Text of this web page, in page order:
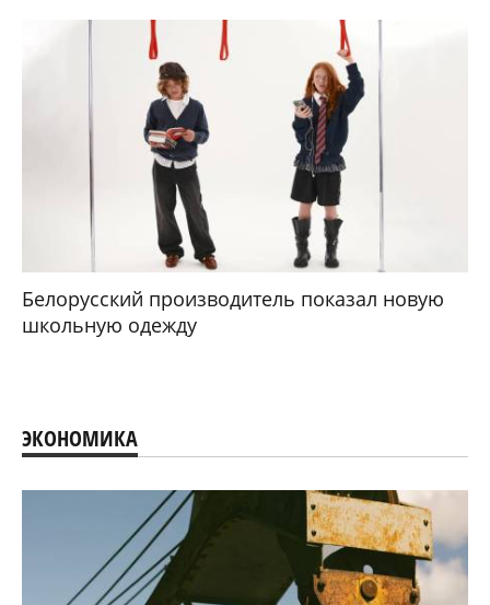
Белорусский производитель показал новую
школьную одежду
ЭКОНОМИКА